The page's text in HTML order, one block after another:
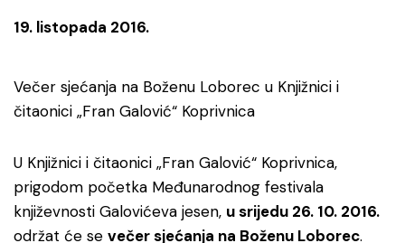
19. listopada 2016.
Večer sjećanja na Boženu Loborec u Knjižnici i
čitaonici „Fran Galović“ Koprivnica
U Knjižnici i čitaonici „Fran Galović“ Koprivnica,
prigodom početka Međunarodnog festivala
književnosti Galovićeva jesen, u srijedu 26. 10. 2016.
održat će se večer sjećanja na Boženu Loborec.